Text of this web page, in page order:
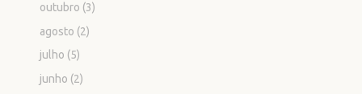
outubro (3)
agosto (2)
julho (5)
junho (2)